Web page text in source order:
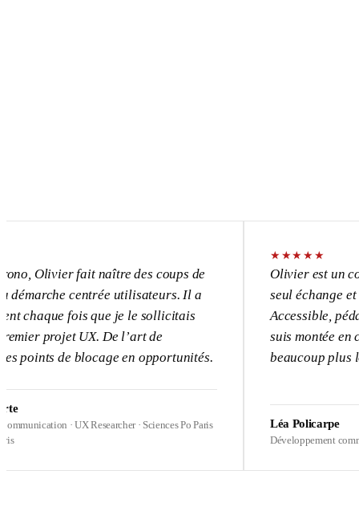
fait naître des coups de
centrée utilisateurs. Il a
fois que je le sollicitais
UX. De l’art de
de blocage en opportunités.
· UX Researcher · Sciences Po Paris
★
Olivier est un
seul échange et l’UX
Accessible,
suis montée en
beaucoup plus loin sur
Léa Policarpe
Développement commercial ·